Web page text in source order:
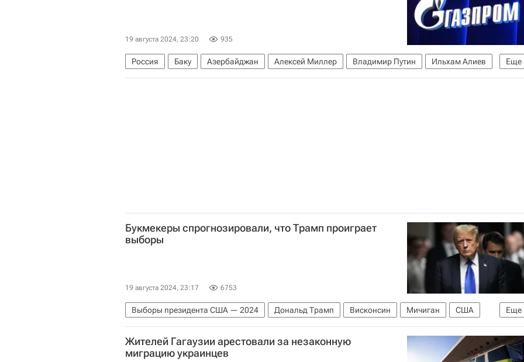
19 августа 2024, 23:20 935
Еще
Россия Баку Азербайджан Алексей Миллер Владимир Путин
Ильхам Алиев
SOCAR
Газпром В мире
Букмекеры спрогнозировали, что Трамп проиграет
выборы
19 августа 2024, 23:17 6753
Еще
Выборы президента США — 2024 Дональд Трамп Висконсин Мичиган
США
В мире
Камала Харрис
Жителей Гагаузии арестовали за незаконную
миграцию украинцев